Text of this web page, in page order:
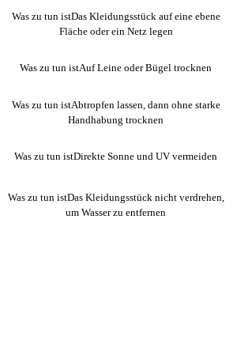
Was zu tun istDas Kleidungsstück auf eine ebene
Fläche oder ein Netz legen
Was zu tun istAuf Leine oder Bügel trocknen
Was zu tun istAbtropfen lassen, dann ohne starke
Handhabung trocknen
Was zu tun istDirekte Sonne und UV vermeiden
Was zu tun istDas Kleidungsstück nicht verdrehen,
um Wasser zu entfernen